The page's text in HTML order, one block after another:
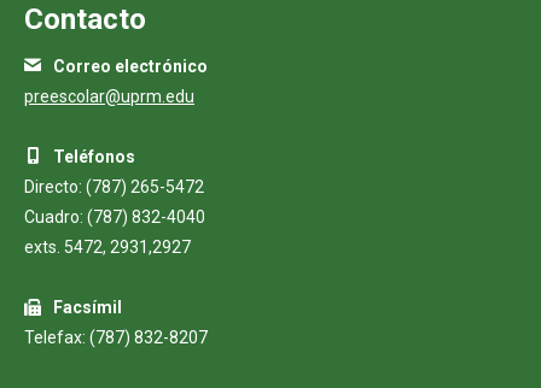
Contacto
Correo electrónico
preescolar@uprm.edu
Teléfonos
Directo: (787) 265-5472
Cuadro: (787) 832-4040
exts. 5472, 2931,2927
Facsímil
Telefax: (787) 832-8207